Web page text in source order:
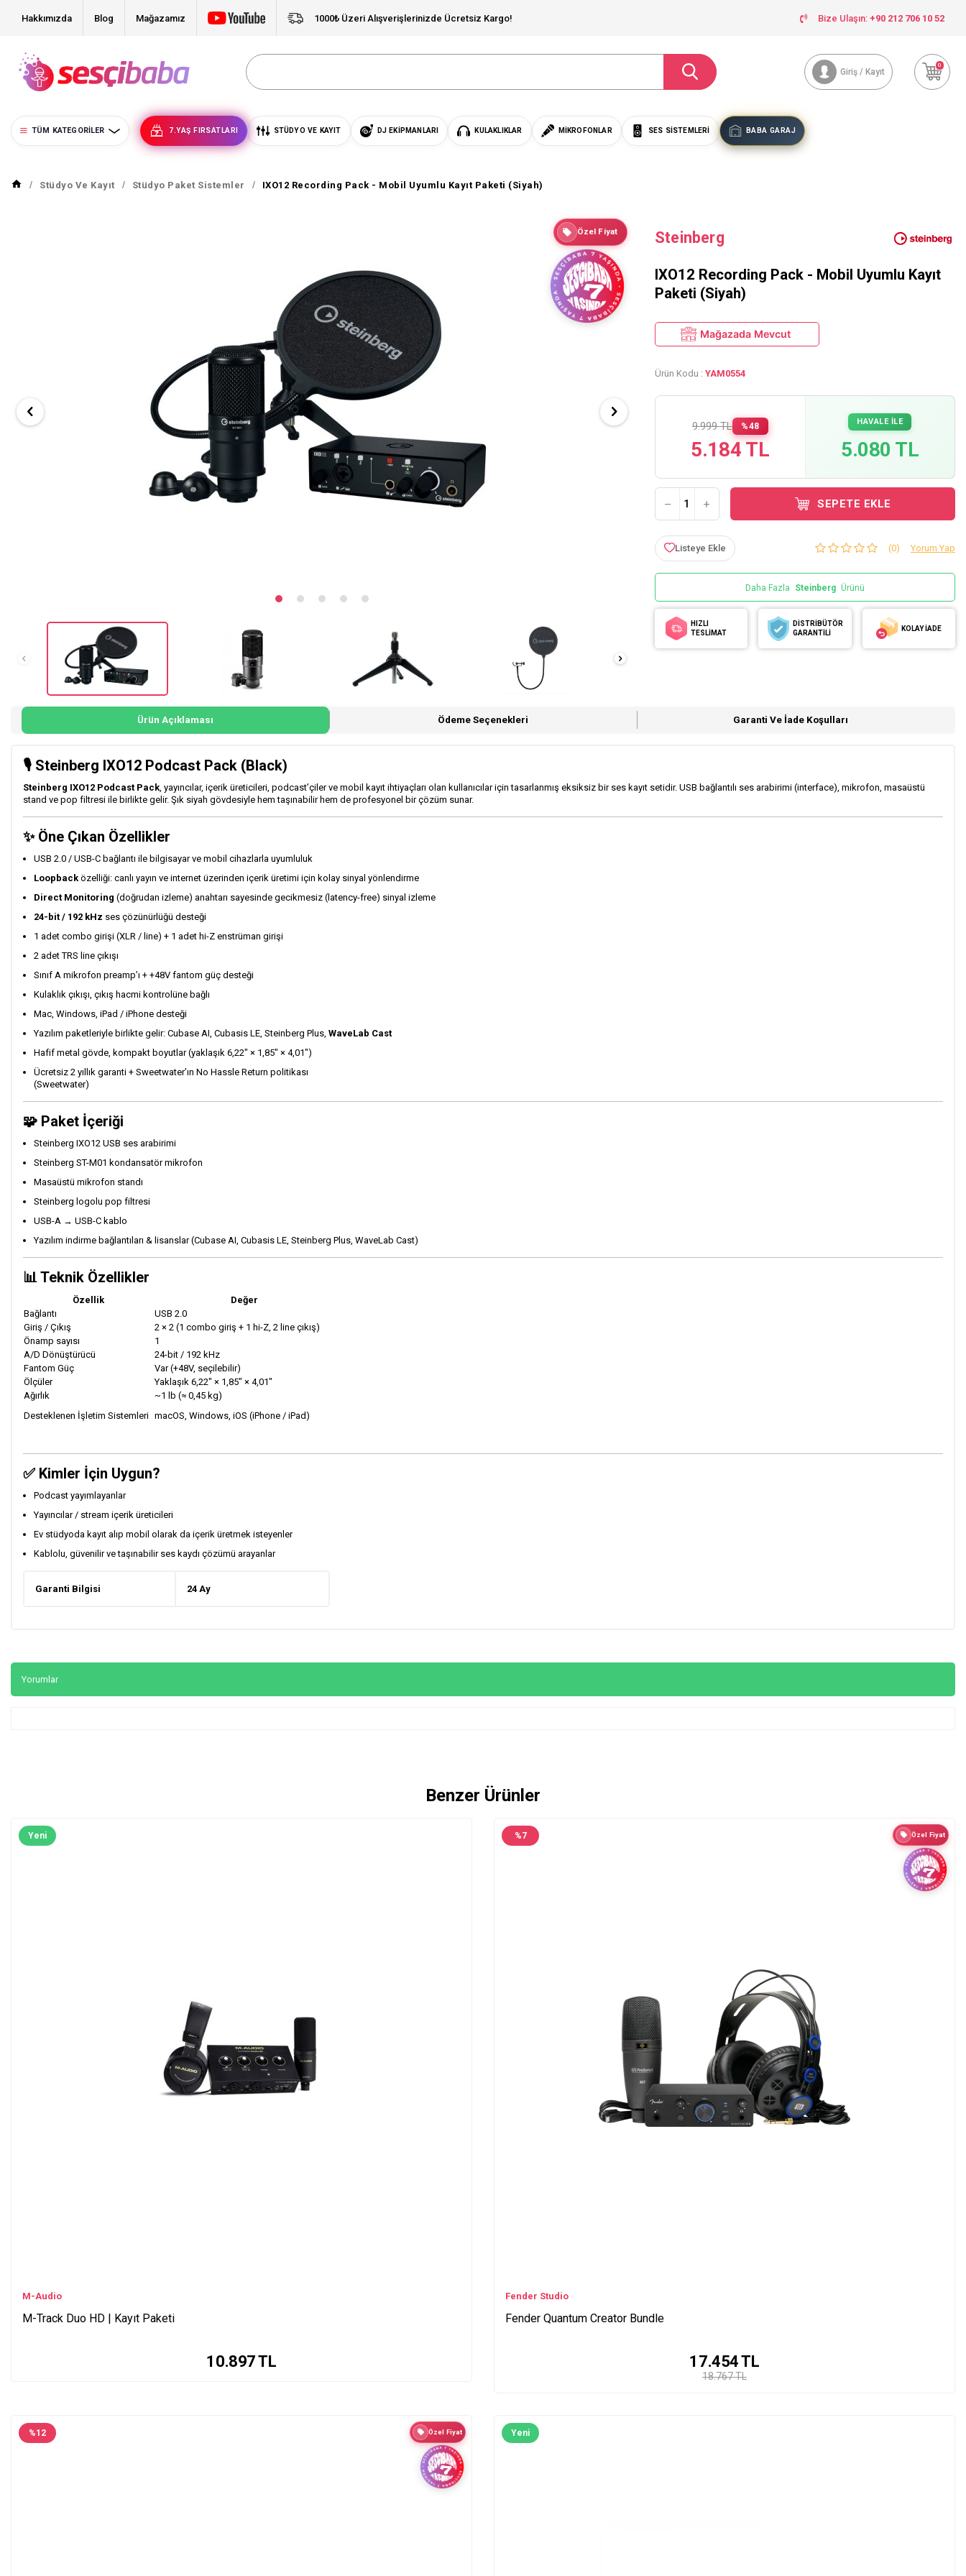
Hakkımızda Blog Mağazamız 1000₺ Üzeri Alışverişlerinizde Ücretsiz Kargo! Bize Ulaşın: +90 212 706 10 52
Giriş / Kayıt
0
TÜM KATEGORILER 7.YAŞ FIRSATLARI STÜDYO VE KAYIT DJ EKIPMANLARI KULAKLIKLAR MIKROFONLAR SES SISTEMLERI BABA GARAJ
Stüdyo Ve Kayıt Stüdyo Paket Sistemler IXO12 Recording Pack - Mobil Uyumlu Kayıt Paketi (Siyah)
Özel Fiyat Steinberg
IXO12 Recording Pack - Mobil Uyumlu Kayıt
Paketi (Siyah)
Mağazada Mevcut
Ürün Kodu : YAM0554
9.999 TL %48
5.184 TL
HAVALE İLE
5.080 TL
SEPETE EKLE
Listeye Ekle (0) Yorum Yap
Daha Fazla Steinberg Ürünü
HIZLI
TESLİMAT
DİSTRİBÜTÖR
GARANTİLİ
KOLAY İADE
Ürün Açıklaması Ödeme Seçenekleri Garanti Ve İade Koşulları
🎙️ Steinberg IXO12 Podcast Pack (Black)
Steinberg IXO12 Podcast Pack , yayıncılar, içerik üreticileri, podcast’çiler ve mobil kayıt ihtiyaçları olan kullanıcılar için tasarlanmış eksiksiz bir ses kayıt setidir. USB bağlantılı ses arabirimi (interface), mikrofon, masaüstü
stand ve pop filtresi ile birlikte gelir. Şık siyah gövdesiyle hem taşınabilir hem de profesyonel bir çözüm sunar.
✨ Öne Çıkan Özellikler
USB 2.0 / USB-C bağlantı ile bilgisayar ve mobil cihazlarla uyumluluk
Loopback özelliği: canlı yayın ve internet üzerinden içerik üretimi için kolay sinyal yönlendirme
Direct Monitoring (doğrudan izleme) anahtarı sayesinde gecikmesiz (latency-free) sinyal izleme
24-bit / 192 kHz ses çözünürlüğü desteği
1 adet combo girişi (XLR / line) + 1 adet hi-Z enstrüman girişi
2 adet TRS line çıkışı
Sınıf A mikrofon preamp’ı + +48V fantom güç desteği
Kulaklık çıkışı, çıkış hacmi kontrolüne bağlı
Mac, Windows, iPad / iPhone desteği
Yazılım paketleriyle birlikte gelir: Cubase AI, Cubasis LE, Steinberg Plus, WaveLab Cast
Hafif metal gövde, kompakt boyutlar (yaklaşık 6,22″ × 1,85″ × 4,01″)
Ücretsiz 2 yıllık garanti + Sweetwater’ın No Hassle Return politikası
(Sweetwater)
🧩 Paket İçeriği
Steinberg IXO12 USB ses arabirimi
Steinberg ST-M01 kondansatör mikrofon
Masaüstü mikrofon standı
Steinberg logolu pop filtresi
USB-A → USB-C kablo
Yazılım indirme bağlantıları & lisanslar (Cubase AI, Cubasis LE, Steinberg Plus, WaveLab Cast)
📊 Teknik Özellikler
Özellik
Değer
Bağlantı
USB 2.0
Giriş / Çıkış
2 × 2 (1 combo giriş + 1 hi-Z, 2 line çıkış)
Önamp sayısı
1
A/D Dönüştürücü
24-bit / 192 kHz
Fantom Güç
Var (+48V, seçilebilir)
Ölçüler
Yaklaşık 6,22″ × 1,85″ × 4,01″
Ağırlık
~1 lb (≈ 0,45 kg)
Desteklenen İşletim Sistemleri macOS, Windows, iOS (iPhone / iPad)
✅ Kimler İçin Uygun?
Podcast yayımlayanlar
Yayıncılar / stream içerik üreticileri
Ev stüdyoda kayıt alıp mobil olarak da içerik üretmek isteyenler
Kablolu, güvenilir ve taşınabilir ses kaydı çözümü arayanlar
Garanti Bilgisi 24 Ay
Yorumlar
Benzer Ürünler
Yeni
M-Audio
M-Track Duo HD | Kayıt Paketi
10.897TL
%7 Özel Fiyat
Fender Studio
Fender Quantum Creator Bundle
18.767 TL
17.454TL
%12 Özel Fiyat Yeni